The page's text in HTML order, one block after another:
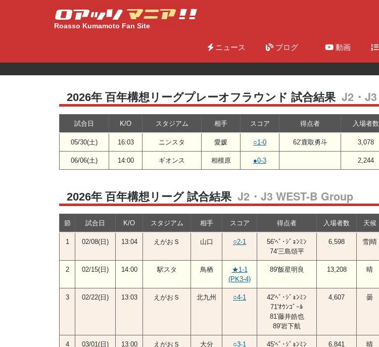
Roasso Kumamoto Fan Site
ニュース (current) ブログ 動画
2026年 百年構想リーグプレーオフラウンド 試合結果 J2・J3
試合日 K/O スタジアム 相手 スコア 得点者 入場者数
05/30(土) 16:03 ニンスタ 愛媛 ○1-0 62'鹿取勇斗 3,078
06/06(土) 14:00 ギオンス 相模原 ●0-3 2,244
2026年 百年構想リーグ 試合結果 J2・J3 WEST-B Group
節 試合日 K/O スタジアム 相手 スコア 得点者 入場者数 天候
1 02/08(日) 13:04 えがおＳ 山口 ○2-1
56'ﾍﾞ･ｼﾞｮﾝﾐﾝ
74'三島頌平
6,598 雪|晴
2 02/15(日) 14:00 駅スタ 鳥栖
★1-1
(PK3-4)
89'飯星明良 13,208 晴
3 02/22(日) 13:03 えがおＳ 北九州 ○4-1
42'ﾍﾞ･ｼﾞｮﾝﾐﾝ
71'ｵｳﾝｺﾞｰﾙ
81'藤井皓也
89'岩下航
4,607 曇
4 03/01(日) 13:00 えがおＳ 大分 ○3-1
45'ﾍﾞ･ｼﾞｮﾝﾐﾝ
6,841 晴